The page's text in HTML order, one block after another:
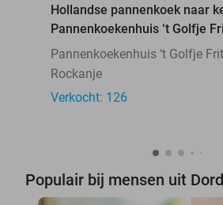
Hollandse pannenkoek naar
Pannenkoekenhuis ‘t Golfje
Pannenkoekenhuis ‘t Golfje
Rockanje
Verkocht: 126
Populair bij mensen uit